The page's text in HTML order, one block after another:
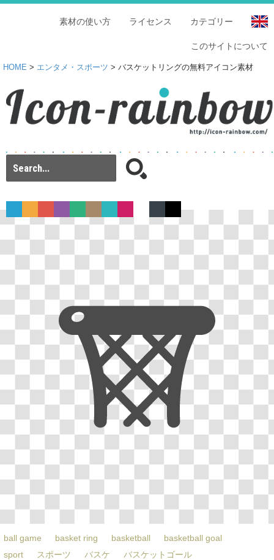
カテゴリー
ライセンス
素材の使い方
このサイトについて
HOME > エンタメ・スポーツ > バスケットリングの無料アイコン素材
ball game basket ring basketball
basketball goal
sport
スポーツ バスケ
バスケットゴール